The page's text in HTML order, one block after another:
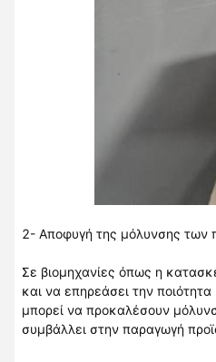
2- Αποφυγή της μόλυνσης των
Σε βιομηχανίες όπως η
και να επηρεάσει την
μπορεί να προκαλέσουν
συμβάλλει στην παραγωγή